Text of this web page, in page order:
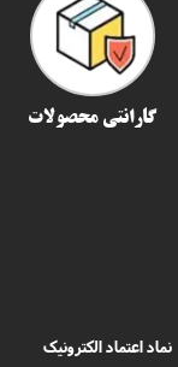
نماد اعتماد الکترونیک
گارانتی محصولات